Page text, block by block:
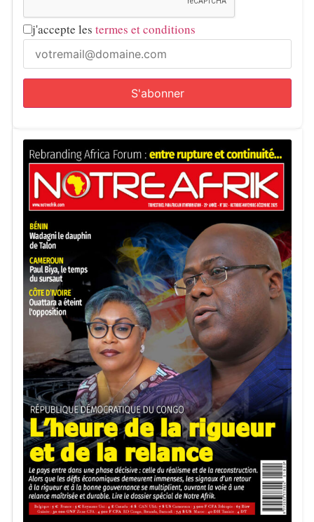
j'accepte les termes et conditions